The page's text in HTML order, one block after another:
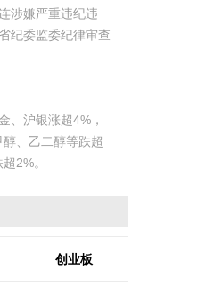
涉嫌严重违纪违
纪委监委纪律审查
、沪银涨超4%，
、乙二醇等跌超
2%。
点。SK海
创业板